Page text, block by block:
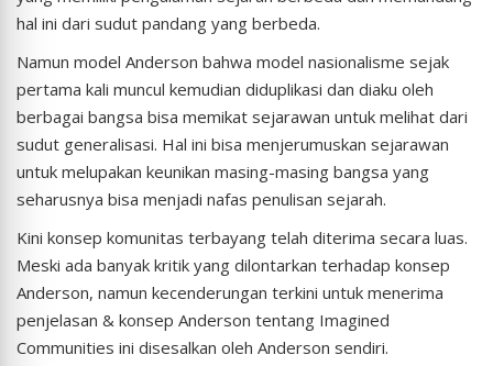
hal ini dari sudut pandang yang berbeda.
Namun model Anderson bahwa model nasionalisme sejak
pertama kali muncul kemudian diduplikasi dan diaku oleh
berbagai bangsa bisa memikat sejarawan untuk melihat dari
sudut generalisasi. Hal ini bisa menjerumuskan sejarawan
untuk melupakan keunikan masing-masing bangsa yang
seharusnya bisa menjadi nafas penulisan sejarah.
Kini konsep komunitas terbayang telah diterima secara luas.
Meski ada banyak kritik yang dilontarkan terhadap konsep
Anderson, namun kecenderungan terkini untuk menerima
penjelasan & konsep Anderson tentang Imagined
Communities ini disesalkan oleh Anderson sendiri.